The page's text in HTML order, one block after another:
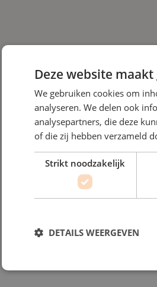
Deze website
We gebruiken cookies om
analyseren. We delen ook
analysepartners, die deze
of die zij hebben verzameld
Strikt noodzakelijk
DETAILS WEERGEVEN